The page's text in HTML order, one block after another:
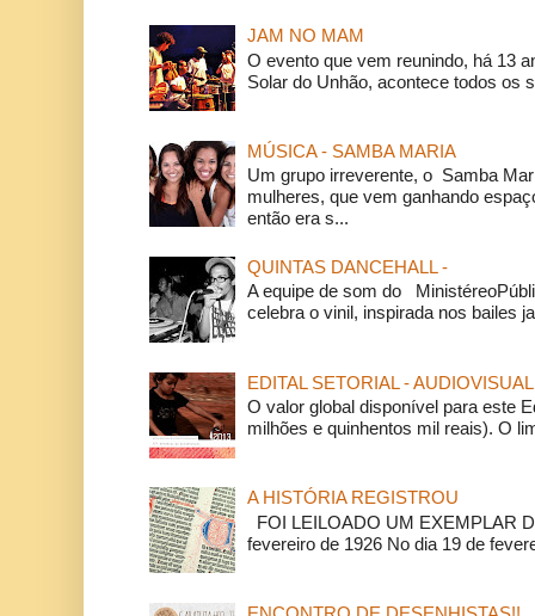
JAM NO MAM
O evento que vem reunindo, há 13
Solar do Unhão, acontece todos os
MÚSICA - SAMBA MARIA
Um grupo irreverente, o Samba
mulheres, que vem ganhando
então era s...
QUINTAS DANCEHALL -
A equipe de som do
celebra o vinil, inspirada nos bailes
EDITAL SETORIAL - AUDIOVISUAL
O valor global disponível para este
milhões e quinhentos mil reais). O
A HISTÓRIA REGISTROU
FOI LEILOADO UM EXEMPLAR
fevereiro de 1926 No dia 19 de